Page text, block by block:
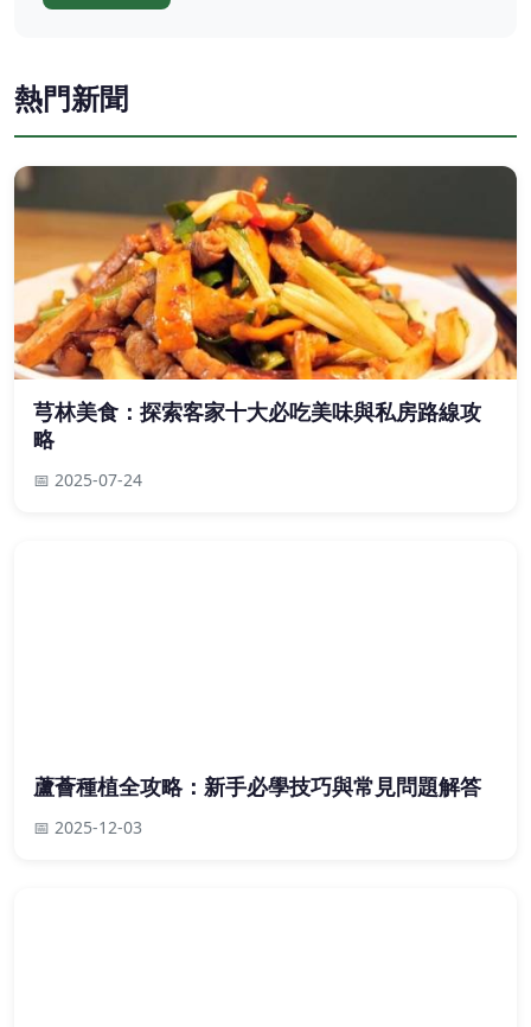
熱門新聞
芎林美食：探索客家十大必吃美味與私房路線攻
略
📅 2025-07-24
蘆薈種植全攻略：新手必學技巧與常見問題解答
📅 2025-12-03